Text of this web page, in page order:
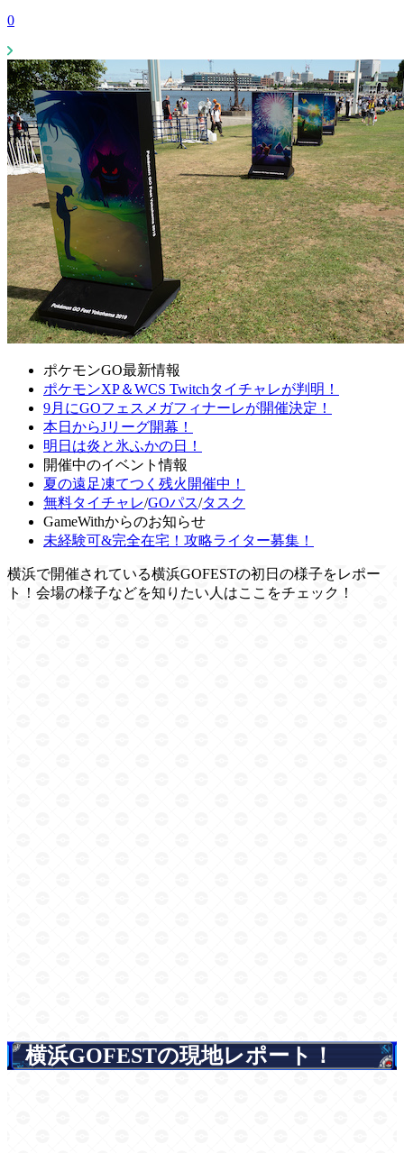
0
ポケモンGO最新情報
ポケモンXP＆WCS Twitchタイチャレが判明！
9月にGOフェスメガフィナーレが開催決定！
本日からJリーグ開幕！
明日は炎と氷ふかの日！
開催中のイベント情報
夏の遠足凍てつく残火開催中！
無料タイチャレ/GOパス/タスク
GameWithからのお知らせ
未経験可&完全在宅！攻略ライター募集！
横浜で開催されている横浜GOFESTの初日の様子をレポー
ト！会場の様子などを知りたい人はここをチェック！
横浜GOFESTの現地レポート！